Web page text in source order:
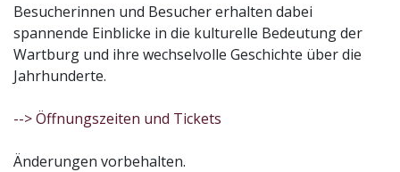
Besucherinnen und Besucher erhalten dabei
spannende Einblicke in die kulturelle Bedeutung der
Wartburg und ihre wechselvolle Geschichte über die
Jahrhunderte.
--> Öffnungszeiten und Tickets
Änderungen vorbehalten.